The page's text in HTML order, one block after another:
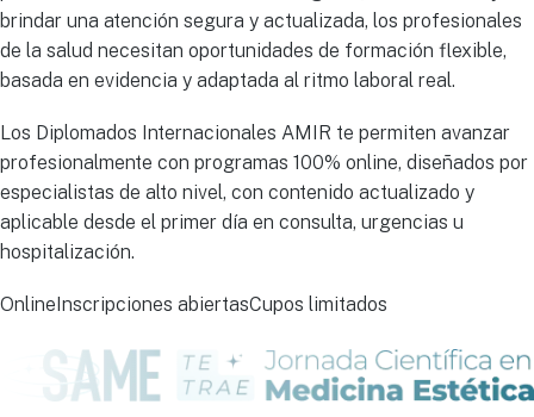
brindar una atención segura y actualizada, los profesionales
de la salud necesitan oportunidades de formación flexible,
basada en evidencia y adaptada al ritmo laboral real.
Los Diplomados Internacionales AMIR te permiten avanzar
profesionalmente con programas 100% online, diseñados por
especialistas de alto nivel, con contenido actualizado y
aplicable desde el primer día en consulta, urgencias u
hospitalización.
Online Inscripciones abiertasCupos limitados